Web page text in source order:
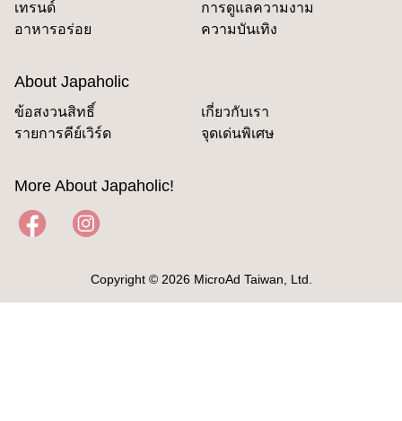
เทรนด์
การดูแลความงาม
อาหารอร่อย
ความบันเทิง
About Japaholic
ข้อสงวนสิทธิ์
เกี่ยวกับเรา
รายการคีย์เวิร์ด
จุดเด่นพิเศษ
More About Japaholic!
Copyright © 2026 MicroAd Taiwan, Ltd.